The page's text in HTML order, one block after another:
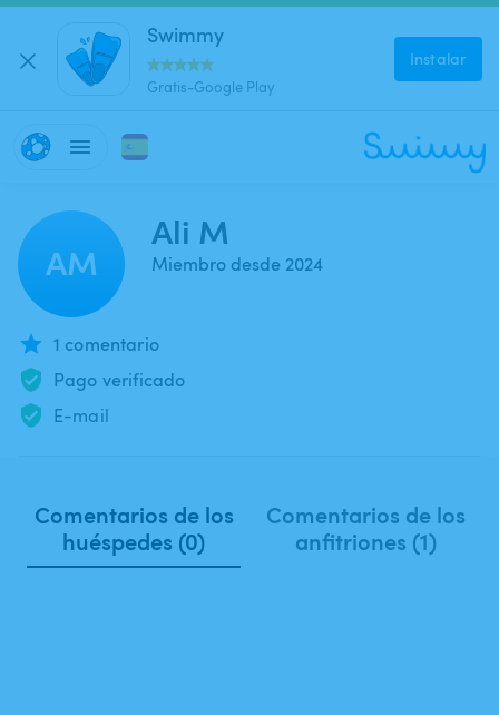
Swimmy
Gratis-Google Play
Instalar
AM
Ali M
Miembro desde 2024
1 comentario
Pago verificado
E-mail
Comentarios de los
huéspedes (0)
Comentarios de los
anfitriones (1)